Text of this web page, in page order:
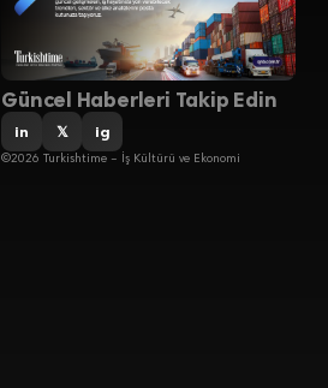
Güncel Haberleri Takip Edin
in 𝕏 ig
©2026 Turkishtime – İş Kültürü ve Ekonomi